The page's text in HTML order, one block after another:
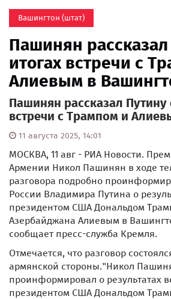
Вашингтон (штат)
Пашинян
итогах встречи с
Алиевым в
Пашинян рассказал Путину
встречи с Трампом и
11 августа 2025, 14:01
МОСКВА, 11 авг - РИА Новости.
Армении Никол Пашинян в ходе
разговора подробно
России Владимира Путина о
президентом США Дональдом
Азербайджана Алиевым в
сообщает пресс-служба Кремля.
Отмечается, что разговор
армянской стороны."Никол
проинформировал о результатах
президентом США Дональдом